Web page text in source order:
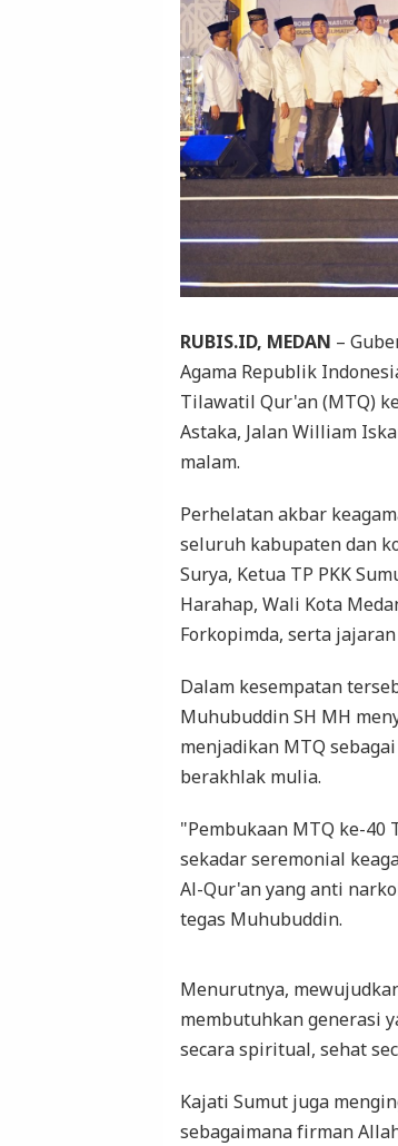
RUBIS.ID, MEDAN –
Agama Republik
Tilawatil Qur'an (MTQ)
Astaka, Jalan William
malam.
Perhelatan akbar
seluruh kabupaten dan
Surya, Ketua TP PKK
Harahap, Wali Kota
Forkopimda, serta
Dalam kesempatan
Muhubuddin SH MH
menjadikan MTQ
berakhlak mulia.
"Pembukaan MTQ ke-40
sekadar seremonial
Al-Qur'an yang anti
tegas Muhubuddin.
Menurutnya,
membutuhkan generasi
secara spiritual, sehat
Kajati Sumut juga
sebagaimana firman